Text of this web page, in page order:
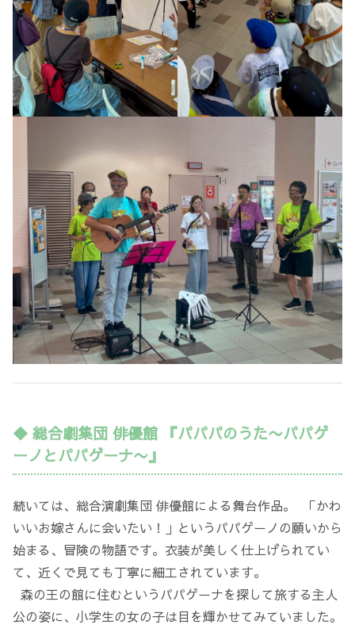
◆ 総合劇集団 俳優館 『パパパのうた〜パパゲ
ーノとパパゲーナ〜』
続いては、総合演劇集団 俳優館による舞台作品。 「かわ
いいお嫁さんに会いたい！」というパパゲーノの願いから
始まる、冒険の物語です。衣装が美しく仕上げられてい
て、近くで見ても丁寧に細工されています。
森の王の館に住むというパパゲーナを探して旅する主人
公の姿に、小学生の女の子は目を輝かせてみていました。